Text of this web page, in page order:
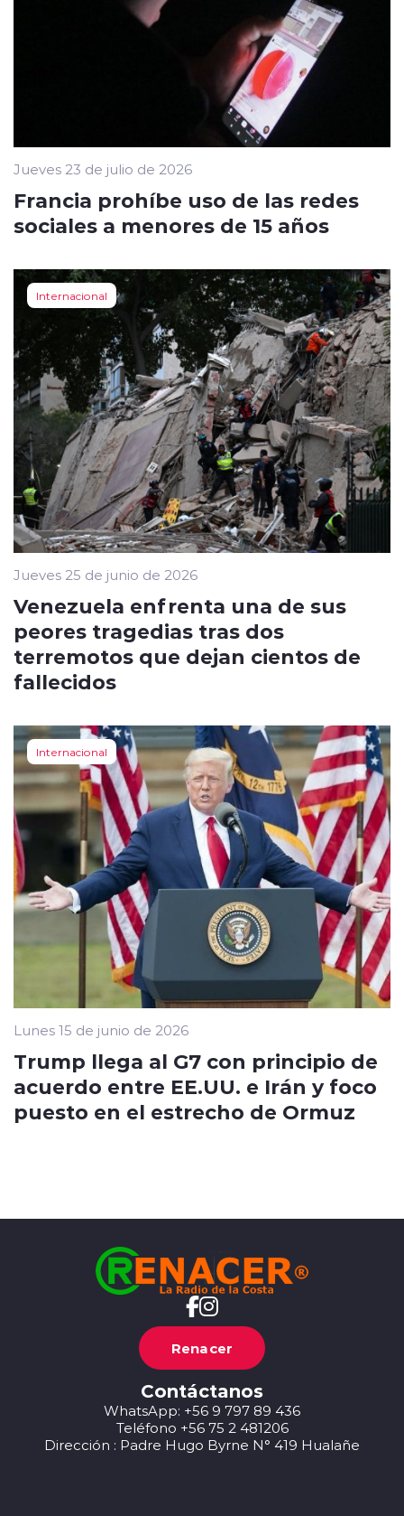
Jueves 23 de julio de 2026
Francia prohíbe uso de las redes
sociales a menores de 15 años
Internacional
Jueves 25 de junio de 2026
Venezuela enfrenta una de sus
peores tragedias tras dos
terremotos que dejan cientos de
fallecidos
Internacional
Lunes 15 de junio de 2026
Trump llega al G7 con principio de
acuerdo entre EE.UU. e Irán y foco
puesto en el estrecho de Ormuz
Renacer
Contáctanos
WhatsApp: +56 9 797 89 436
Teléfono +56 75 2 481206
Dirección : Padre Hugo Byrne N° 419 Hualañe